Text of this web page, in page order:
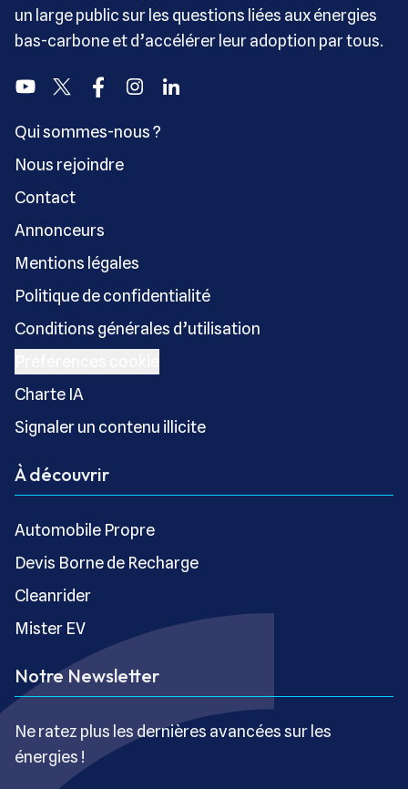
un large public sur les questions liées aux énergies
bas-carbone et d’accélérer leur adoption par tous.
YoutubeTwitter FacebookInstagramLinkedin
Qui sommes-nous ?
Nous rejoindre
Contact
Annonceurs
Mentions légales
Politique de confidentialité
Conditions générales d’utilisation
Charte IA
Signaler un contenu illicite
À découvrir
Automobile Propre
Devis Borne de Recharge
Cleanrider
Mister EV
Notre Newsletter
Ne ratez plus les dernières avancées sur les
énergies !